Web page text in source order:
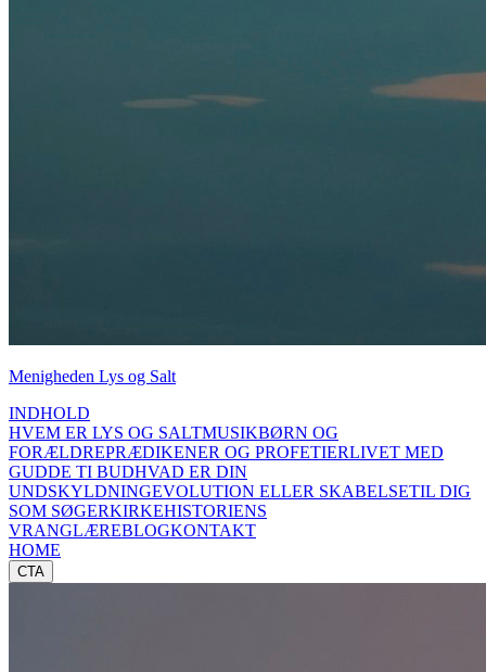
Menigheden Lys og Salt
INDHOLD
HVEM ER LYS OG SALTMUSIKBØRN OG
FORÆLDREPRÆDIKENER OG PROFETIERLIVET MED
GUDDE TI BUDHVAD ER DIN
UNDSKYLDNINGEVOLUTION ELLER SKABELSETIL DIG
SOM SØGERKIRKEHISTORIENS
VRANGLÆREBLOGKONTAKT
HOME
CTA